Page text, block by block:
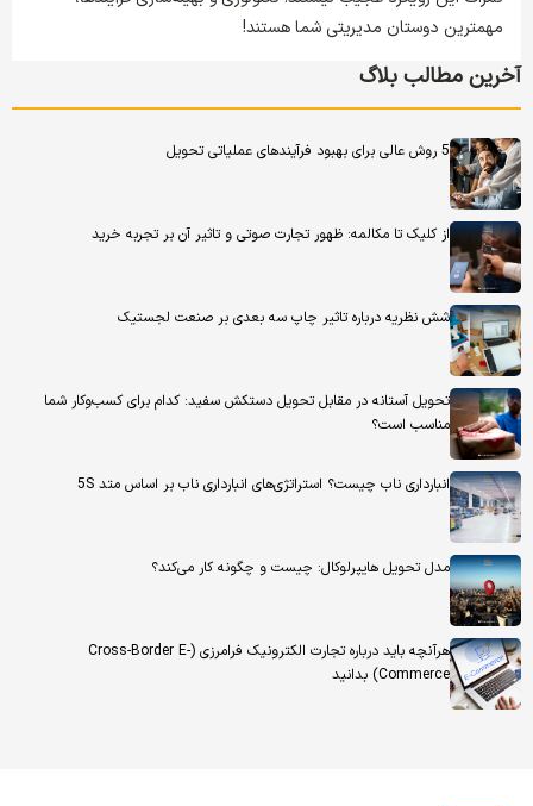
مهمترین دوستان مدیریتی شما هستند!
آخرین مطالب بلاگ
5 روش عالی برای بهبود فرآیندهای عملیاتی تحویل
از کلیک تا مکالمه: ظهور تجارت صوتی و تاثیر آن بر تجربه خرید
شش نظریه درباره تاثیر چاپ سه بعدی بر صنعت لجستیک
تحویل آستانه در مقابل تحویل دستکش سفید: کدام برای کسب‌وکار شما
مناسب است؟
انبارداری ناب چیست؟ استراتژی‌های انبارداری ناب بر اساس متد 5S
مدل تحویل هایپرلوکال: چیست و چگونه کار می‌کند؟
هرآنچه باید درباره تجارت الکترونیک فرامرزی (Cross-Border E-
Commerce) بدانید